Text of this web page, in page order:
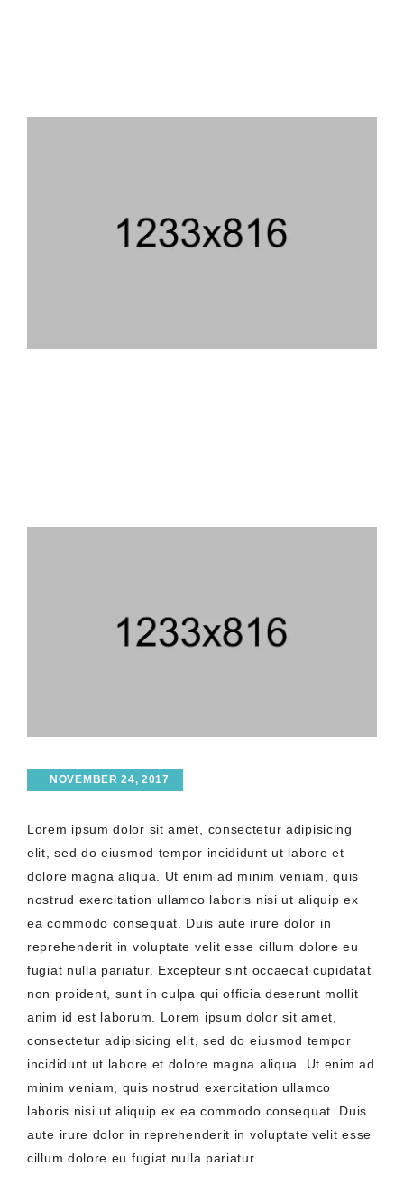
NOVEMBER 24, 2017
Lorem ipsum dolor sit amet, consectetur adipisicing
elit, sed do eiusmod tempor incididunt ut labore et
dolore magna aliqua. Ut enim ad minim veniam, quis
nostrud exercitation ullamco laboris nisi ut aliquip ex
ea commodo consequat. Duis aute irure dolor in
reprehenderit in voluptate velit esse cillum dolore eu
fugiat nulla pariatur. Excepteur sint occaecat cupidatat
non proident, sunt in culpa qui officia deserunt mollit
anim id est laborum. Lorem ipsum dolor sit amet,
consectetur adipisicing elit, sed do eiusmod tempor
incididunt ut labore et dolore magna aliqua. Ut enim ad
minim veniam, quis nostrud exercitation ullamco
laboris nisi ut aliquip ex ea commodo consequat. Duis
aute irure dolor in reprehenderit in voluptate velit esse
cillum dolore eu fugiat nulla pariatur.